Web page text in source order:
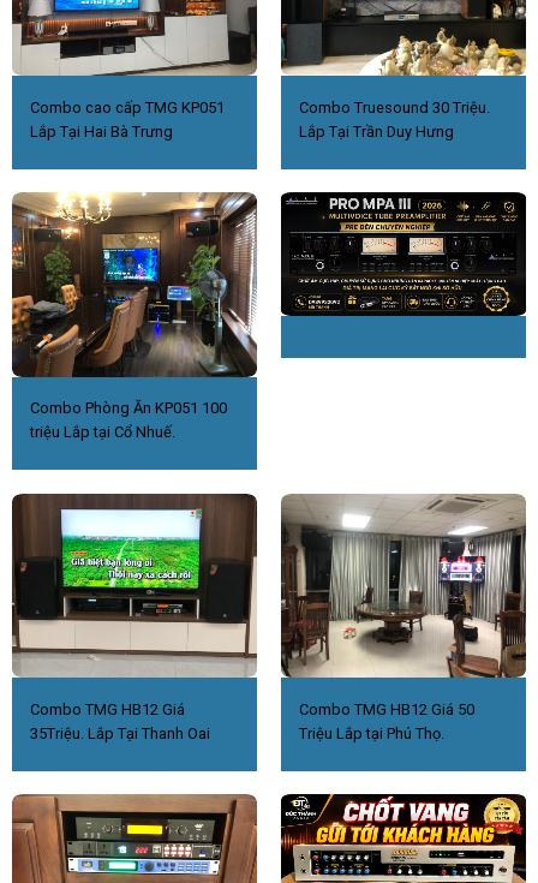
Combo cao cấp TMG KP051
Lắp Tại Hai Bà Trưng
Combo Truesound 30 Triệu.
Lắp Tại Trần Duy Hưng
Combo Phòng Ăn KP051 100
triệu Lắp tại Cổ Nhuế.
Combo TMG HB12 Giá
35Triệu. Lắp Tại Thanh Oai
Combo TMG HB12 Giá 50
Triệu Lắp tại Phú Thọ.